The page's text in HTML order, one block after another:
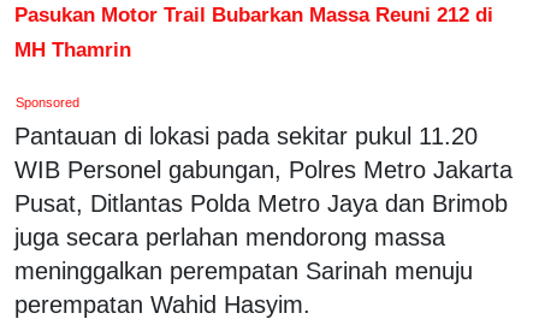
Pasukan Motor Trail Bubarkan Massa Reuni 212 di
MH Thamrin
Sponsored
Pantauan di lokasi pada sekitar pukul 11.20
WIB Personel gabungan, Polres Metro Jakarta
Pusat, Ditlantas Polda Metro Jaya dan Brimob
juga secara perlahan mendorong massa
meninggalkan perempatan Sarinah menuju
perempatan Wahid Hasyim.